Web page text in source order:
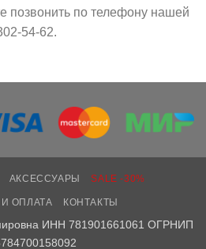
позвонить по телефону нашей
54-62.
АКСЕССУАРЫ SALE -30%
ОПЛАТА КОНТАКТЫ
ИНН 781901661061 ОГРНИП